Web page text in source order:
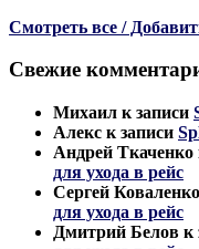
Смотреть все /
Свежие
Михаил к записи
Алекс к записи
Андрей Ткаченко
для ухода в рейс
Сергей Коваленко
для ухода в рейс
Дмитрий Белов к